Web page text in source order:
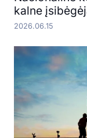
kalne
2026.06.15